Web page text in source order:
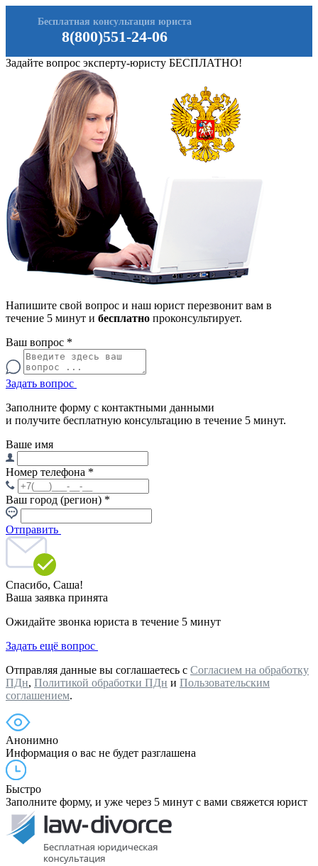
8(800)551-24-06
Бесплатная консультация юриста
Задайте вопрос эксперту-юристу БЕСПЛАТНО!
Напишите свой вопрос и наш юрист перезвонит вам в
течение 5 минут и бесплатно проконсультирует.
Ваш вопрос *
Задать вопрос
Заполните форму с контактными данными
и получите бесплатную консультацию в течение 5 минут.
Ваше имя
Номер телефона *
Ваш город (регион) *
Отправить
Спасибо, Саша!
Ваша заявка принята
Ожидайте звонка юриста в течение 5 минут
Задать ещё вопрос
Отправляя данные вы соглашаетесь с Согласием на обработку
ПДн, Политикой обработки ПДн и Пользовательским
соглашением.
Анонимно
Информация о вас не будет разглашена
Быстро
Заполните форму, и уже через 5 минут с вами свяжется юрист